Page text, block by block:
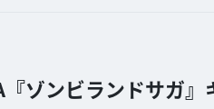
ゾンビランドサガ